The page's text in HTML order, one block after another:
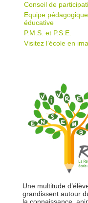
Conseil de
Equipe
éducative
P.M.S. et P.S.E.
Visitez l’école en
Une multitude
grandissent autour